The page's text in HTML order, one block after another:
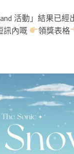
活動」結果已
訊內嘅
領獎表格